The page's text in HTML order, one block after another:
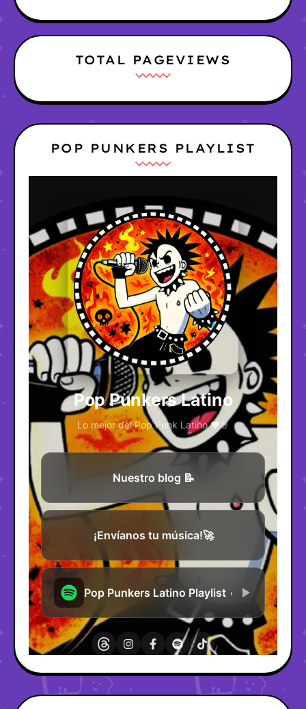
TOTAL PAGEVIEWS
POP PUNKERS PLAYLIST